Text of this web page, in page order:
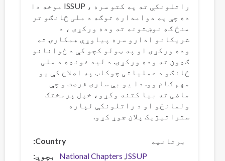
راتلونکې ته په کتو سره ، ISSUP موخه دا
ده چې په دوامداره توګه د ملی څانګو تر
منځ ګډ نوښتونه ته وده ورکړی ، د
شریکانو ادارو سره پیاوړې همکارۍ ته
وده ورکړی او په ټولو کچو کې د ځوانانو
ګډون ته وده ورکړی. د لید غونډه د ملی
څانګو د عملیاتی چوکاټ په اصلاح کې یو
مهم ګام وو. دا یو بې ساری فرصت و چې
ماضی ته بیا کتنه وکړو، خپل پرمختګ
ولمانځو او د راتلونکې لپاره
ستراتیژیک پلان جوړ کړو.
Country
برتانیه
بچوي
ISSUP
National Chapters